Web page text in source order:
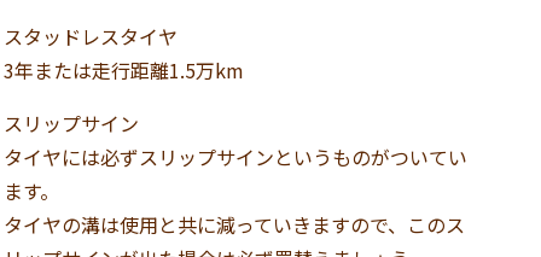
スタッドレスタイヤ
3年または走行距離1.5万km
スリップサイン
タイヤには必ずスリップサインというものがついてい
ます。
タイヤの溝は使用と共に減っていきますので、このス